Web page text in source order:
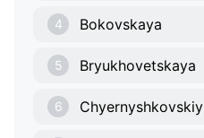
4 Bokovskaya
5 Bryukhovetskaya
6 Chyernyshkovskiy